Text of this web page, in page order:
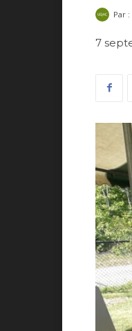
Par :
7